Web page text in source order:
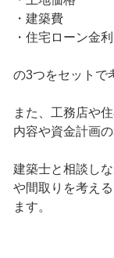
・建築費
・住宅ローン金利
の3つをセットで
また、工務店や
内容や資金計画
建築士と相談し
や間取りを考え
ます。